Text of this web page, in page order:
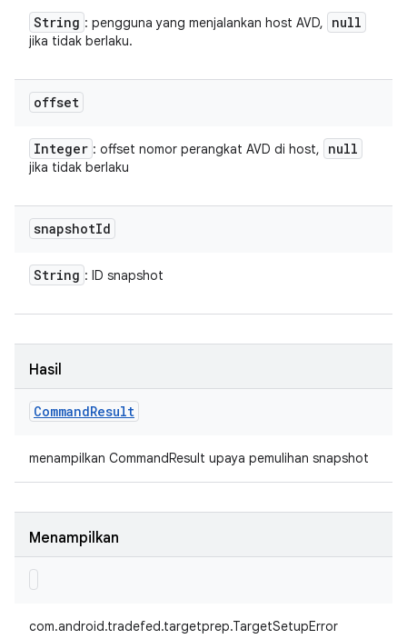
String : pengguna yang menjalankan host AVD, null
jika tidak berlaku.
offset
Integer : offset nomor perangkat AVD di host, null
jika tidak berlaku
snapshotId
String : ID snapshot
Hasil
CommandResult
menampilkan CommandResult upaya pemulihan snapshot
Menampilkan
com.android.tradefed.targetprep.TargetSetupError